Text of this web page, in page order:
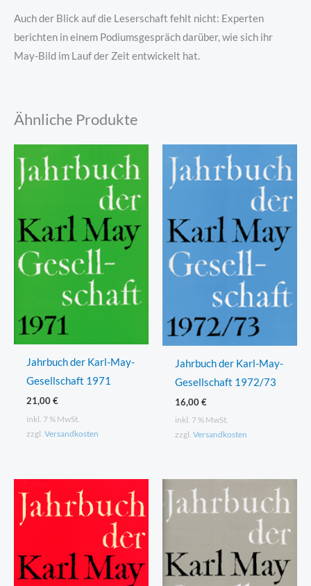
Auch der Blick auf die Leserschaft fehlt nicht: Experten
berichten in einem Podiumsgespräch darüber, wie sich ihr
May-Bild im Lauf der Zeit entwickelt hat.
Ähnliche Produkte
Jahrbuch der Karl-May-
Gesellschaft 1971
21,00€
inkl. 7 % MwSt.
zzgl. Versandkosten
Jahrbuch der Karl-May-
Gesellschaft 1972/73
16,00€
inkl. 7 % MwSt.
zzgl. Versandkosten